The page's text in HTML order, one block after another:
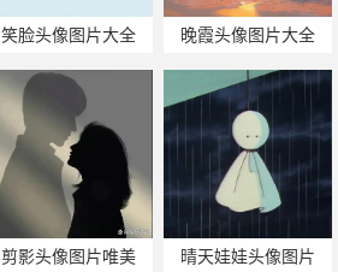
笑脸头像图片大全 晚霞头像图片大全
剪影头像图片唯美 晴天娃娃头像图片